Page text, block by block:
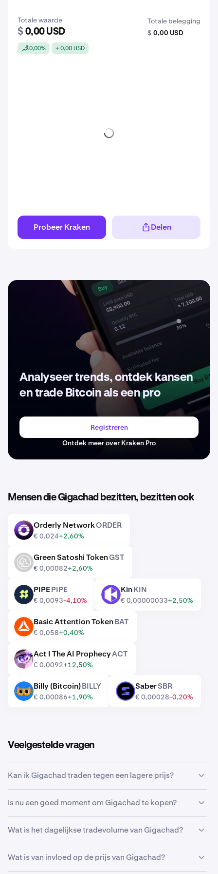
Totale waarde
$ 0,00 USD
0,00% + 0,00 USD
Totale belegging
$ 0,00 USD
Probeer Kraken Delen
Analyseer trends, ontdek kansen
en trade Bitcoin als een pro
Registreren
Ontdek meer over Kraken Pro
Mensen die Gigachad bezitten, bezitten ook
ORDER Orderly NetworkORDER
€ 0,024+2,60%
GST Green Satoshi TokenGST
€ 0,00082+2,60%
PIPE PIPEPIPE
€ 0,0093-4,10%
KIN KinKIN
€ 0,00000033+2,50%
BAT Basic Attention TokenBAT
€ 0,058+0,40%
ACT Act I The AI ProphecyACT
€ 0,0092+12,50%
BILLY Billy (Bitcoin)BILLY
€ 0,00086+1,90%
SBR SaberSBR
€ 0,00028-0,20%
Veelgestelde vragen
Kan ik Gigachad traden tegen een lagere prijs?
automatisch Gigachad te kopen als het een lagere prijs
bereikt.
Is nu een goed moment om Gigachad te kopen?
waardoor veel traders in plaats daarvan kiezen voor een
dollar-cost averagevan Gigachad. Door periodieke
aankopen te gebruiken, kun je in de loop van de tijd
Gigachad gestaag accumuleren, ongeacht de
Wat is het dagelijkse tradevolume van Gigachad?
afgelopen 24 uur op Kraken getraded.
Wat is van invloed op de prijs van Gigachad?